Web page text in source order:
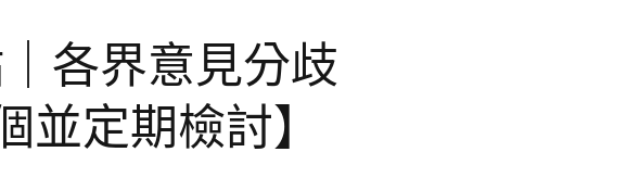
各界意見分歧
並定期檢討】